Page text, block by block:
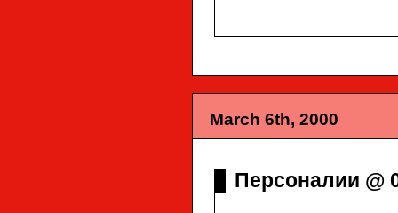
March 6th, 2000
Персоналии @